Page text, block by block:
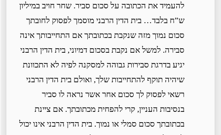
להעמיד את הכתובה על סכום סביר. שחר חויב במיליון
ש”ח בלבד… בית הדין הרבני מוסמך לפסוק לחובתך
סכום נמוך מזה שנקבת בכתובתך אם התחייבותך אינה
סבירה. למשל אם נקבת בסכום דמיוני, בית הדין הרבני
יגיע בדרגת סבירות גבוהה למסקנה לפיה לא התכוונת
שיהיה תוקף להתחייבות שלך, ואולם בית הדין הרבני
רשאי לפסוק לך סכום אחר אשר נראה לו סביר
בנסיבות העניין, קרי להפחית מכתובתך. אם ציינת
בכתובתך סכום סמלי או נמוך. בית הדין הרבני אינו יכול